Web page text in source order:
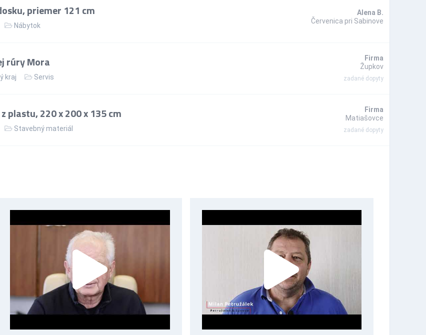
priemer 121 cm
Nábytok
Alena B.
Červenica pri Sabinove
rúry Mora
kraj Servis
Firma
Župkov
zadané dopyty
plastu, 220 x 200 x 135 cm
Stavebný materiál
Firma
Matiašovce
zadané dopyty